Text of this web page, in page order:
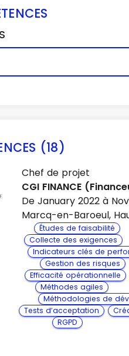
(18)
Chef de projet
CGI FINANCE
De January 2022 à
Marcq-en-Baroeul,
Études de faisabilité
Collecte des exigences
Indicateurs clés de
Gestion des risques
Efficacité opérationnelle
Méthodes agiles
Méthodologies de
Tests d’acceptation
RGPD